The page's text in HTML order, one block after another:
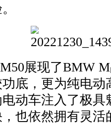
展现了BMW M
底，更为纯电
动车注入了极
也依然拥有灵活